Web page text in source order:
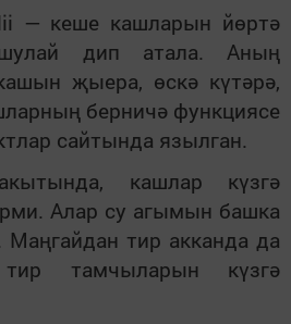
— кеше кашларын йөртә
дип атала. Аның
җыера, өскә күтәрә,
берничә функциясе
сайтында язылган.
кашлар күзгә
Алар су агымын башка
тир акканда да
тир тамчыларын күзгә